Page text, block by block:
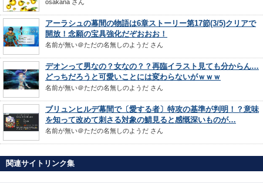
osakana さん
アーラシュの幕間の物語は6章ストーリー第17節(3/5)クリアで
開放！念願の宝具強化だぞおおお！
名前が無い＠ただの名無しのようだ さん
デオンって男なの？女なの？？再臨イラスト見ても分からん…
どっちだろうと可愛いことには変わらないがｗｗｗ
名前が無い＠ただの名無しのようだ さん
ブリュンヒルデ幕間で〔愛する者〕特攻の基準が判明！？意味
を知って改めて刺さる対象の鯖見ると感慨深いものが…
名前が無い＠ただの名無しのようだ さん
関連サイトリンク集